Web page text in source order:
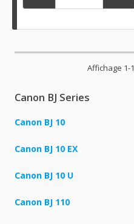
Affichage 1-
Canon BJ Series
Canon BJ 10
Canon BJ 10 EX
Canon BJ 10 U
Canon BJ 110